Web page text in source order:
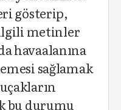
gösterip,
metinler
havaalanına
sağlamak
bu durumu